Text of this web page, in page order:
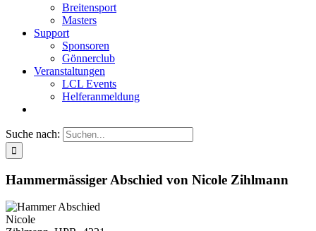
Breitensport
Masters
Support
Sponsoren
Gönnerclub
Veranstaltungen
LCL Events
Helferanmeldung
Suche nach:
Hammermässiger Abschied von Nicole Zihlmann